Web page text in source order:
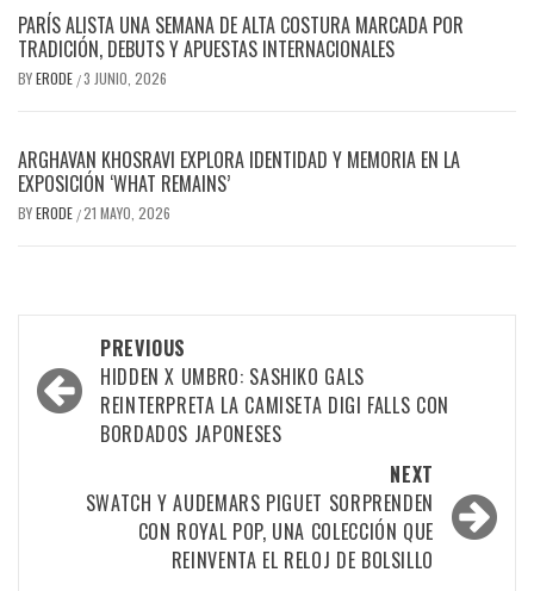
PARÍS ALISTA UNA SEMANA DE ALTA COSTURA MARCADA POR
TRADICIÓN, DEBUTS Y APUESTAS INTERNACIONALES
BYERODE /3 JUNIO, 2026
ARGHAVAN KHOSRAVI EXPLORA IDENTIDAD Y MEMORIA EN LA
EXPOSICIÓN ‘WHAT REMAINS’
BYERODE /21 MAYO, 2026
PREVIOUS
HIDDEN X UMBRO: SASHIKO GALS
REINTERPRETA LA CAMISETA DIGI FALLS CON
BORDADOS JAPONESES
NEXT
SWATCH Y AUDEMARS PIGUET SORPRENDEN
CON ROYAL POP, UNA COLECCIÓN QUE
REINVENTA EL RELOJ DE BOLSILLO